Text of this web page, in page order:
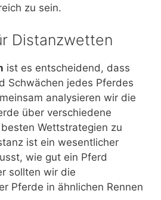
zu sein.
Distanzwetten
ist es entscheidend, dass
Schwächen jedes Pferdes
analysieren wir die
über verschiedene
Wettstrategien zu
ist ein wesentlicher
wie gut ein Pferd
sollten wir die
Pferde in ähnlichen Rennen